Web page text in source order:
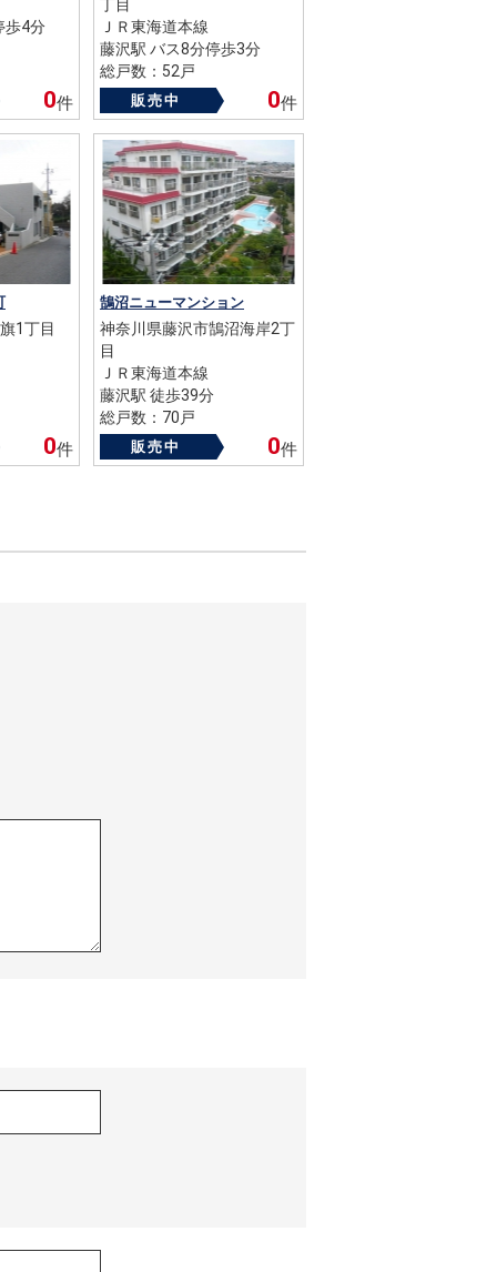
歩4分
0件
丁目
ＪＲ東海道本線
藤沢駅 バス8分停歩3分
総戸数：52戸
築年数：1970年
販売中 0件
1丁目
0件
鵠沼ニューマンション
神奈川県藤沢市鵠沼海岸2丁
目
ＪＲ東海道本線
藤沢駅 徒歩39分
総戸数：70戸
築年数：1968年
販売中 0件